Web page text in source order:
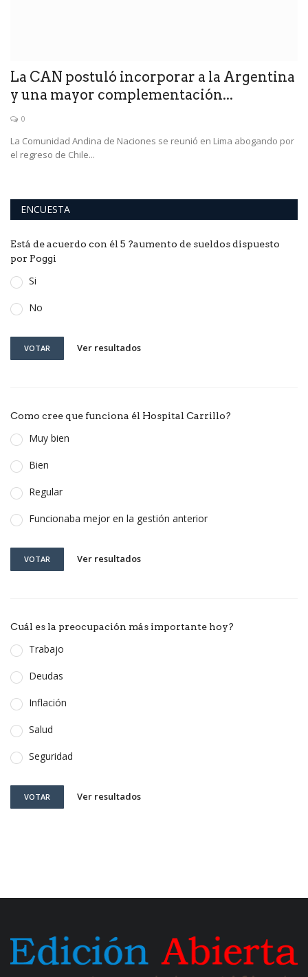
La CAN postuló incorporar a la Argentina
y una mayor complementación...
0
La Comunidad Andina de Naciones se reunió en Lima abogando por
el regreso de Chile...
ENCUESTA
Está de acuerdo con él 5 ?aumento de sueldos dispuesto
por Poggi
Si
No
VOTAR Ver resultados
Como cree que funciona él Hospital Carrillo?
Muy bien
Bien
Regular
Funcionaba mejor en la gestión anterior
VOTAR Ver resultados
Cuál es la preocupación más importante hoy?
Trabajo
Deudas
Inflación
Salud
Seguridad
VOTAR Ver resultados